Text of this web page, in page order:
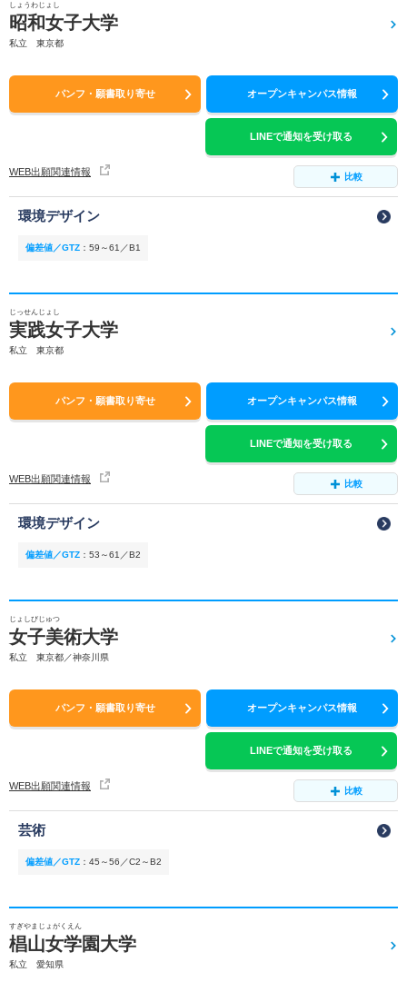
しょうわじょし
昭和女子大学
私立 東京都
パンフ・願書取り寄せ オープンキャンパス情報
LINEで通知を受け取る
WEB出願関連情報 比較
環境デザイン
偏差値／GTZ ： 59～61／B1
じっせんじょし
実践女子大学
私立 東京都
パンフ・願書取り寄せ オープンキャンパス情報
LINEで通知を受け取る
WEB出願関連情報 比較
環境デザイン
偏差値／GTZ ： 53～61／B2
じょしびじゅつ
女子美術大学
私立 東京都／神奈川県
パンフ・願書取り寄せ オープンキャンパス情報
LINEで通知を受け取る
WEB出願関連情報 比較
芸術
偏差値／GTZ ： 45～56／C2～B2
すぎやまじょがくえん
椙山女学園大学
私立 愛知県